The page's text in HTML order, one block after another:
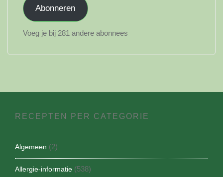
Abonneren
Voeg je bij 281 andere abonnees
RECEPTEN PER CATEGORIE
Algemeen (2)
Allergie-informatie (538)